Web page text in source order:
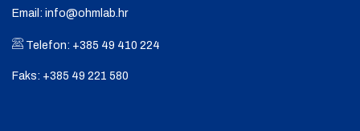
Email: info@ohmlab.hr
Telefon: +385 49 410 224
Faks: +385 49 221 580